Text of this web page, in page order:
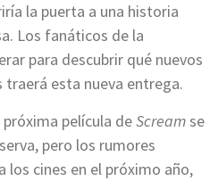
la puerta a una historia
Los fanáticos de la
para descubrir qué nuevos
esta nueva entrega.
película deScreamse
pero los rumores
los cines en el próximo año,